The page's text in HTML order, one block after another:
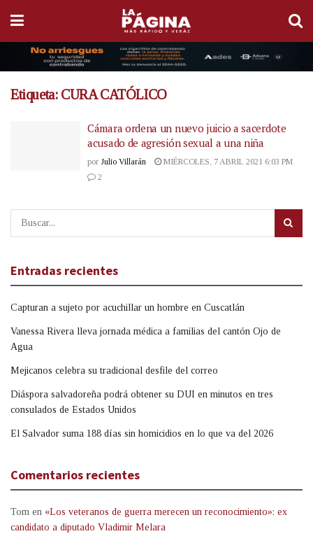
Etiqueta: CURA CATÓLICO
Cámara ordena un nuevo juicio a sacerdote
acusado de agresión sexual a una niña
por Julio Villarán
MIÉRCOLES, 7 ABRIL 2021 6:03 PM
2
Entradas recientes
Capturan a sujeto por acuchillar un hombre en Cuscatlán
Vanessa Rivera lleva jornada médica a familias del cantón Ojo de
Agua
Mejicanos celebra su tradicional desfile del correo
Diáspora salvadoreña podrá obtener su DUI en minutos en tres
consulados de Estados Unidos
El Salvador suma 188 días sin homicidios en lo que va del 2026
Comentarios recientes
Tom en «Los veteranos de guerra merecen un reconocimiento»: ex
candidato a diputado Vladimir Melara